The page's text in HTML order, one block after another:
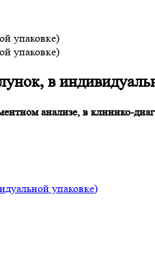
упаковке)
упаковке)
в
анализе, в клинико-